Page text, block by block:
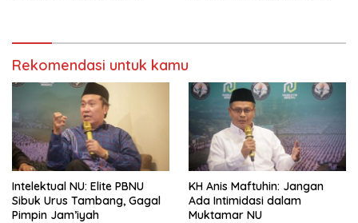
Rekomendasi untuk kamu
Intelektual NU: Elite PBNU
Sibuk Urus Tambang, Gagal
Pimpin Jam’iyah
KH Anis Maftuhin: Jangan
Ada Intimidasi dalam
Muktamar NU